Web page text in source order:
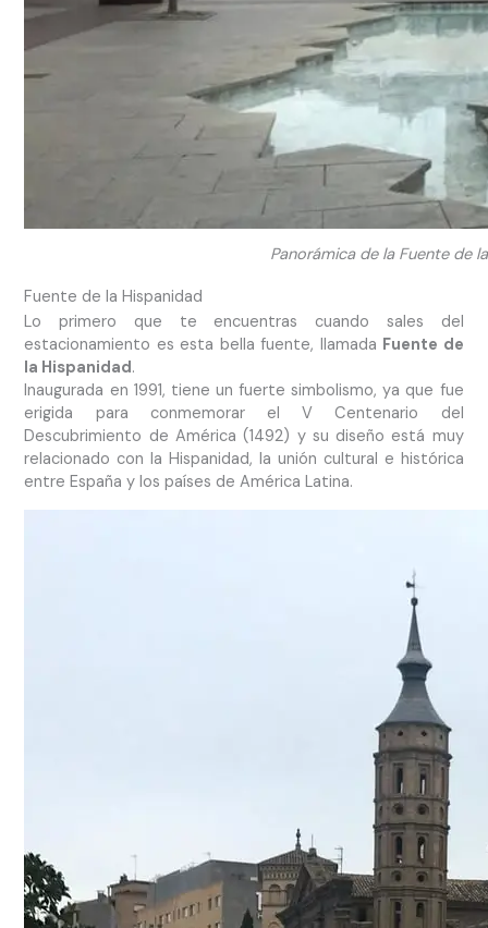
Panorámica de la Fuente de
Fuente de la Hispanidad
Lo primero que te encuentras cuando sales del
estacionamiento es esta bella fuente, llamada Fuente de
la Hispanidad.
Inaugurada en 1991, tiene un fuerte simbolismo, ya que fue
erigida para conmemorar el V Centenario del
Descubrimiento de América (1492) y su diseño está muy
relacionado con la Hispanidad, la unión cultural e histórica
entre España y los países de América Latina.